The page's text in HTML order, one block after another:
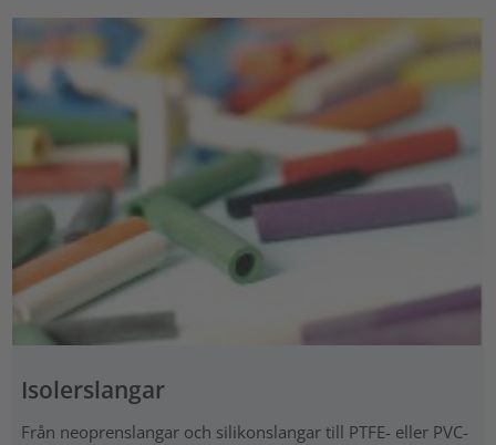
Isolerslangar
Från neoprenslangar och silikonslangar till PTFE- eller PVC-